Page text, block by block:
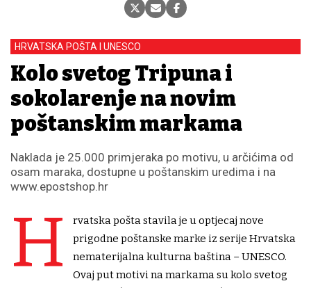
HRVATSKA POŠTA I UNESCO
Kolo svetog Tripuna i
sokolarenje na novim
poštanskim markama
Naklada je 25.000 primjeraka po motivu, u arčićima od
osam maraka, dostupne u poštanskim uredima i na
www.epostshop.hr
H
rvatska pošta stavila je u optjecaj nove
prigodne poštanske marke iz serije Hrvatska
nematerijalna kulturna baština – UNESCO.
Ovaj put motivi na markama su kolo svetog